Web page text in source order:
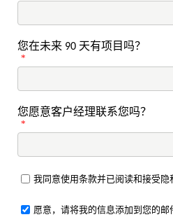
您在未来 90 天有项目吗？
*
您愿意客户经理联系您吗？
*
我同意使用条款并已阅读和接受隐
愿意，请将我的信息添加到您的